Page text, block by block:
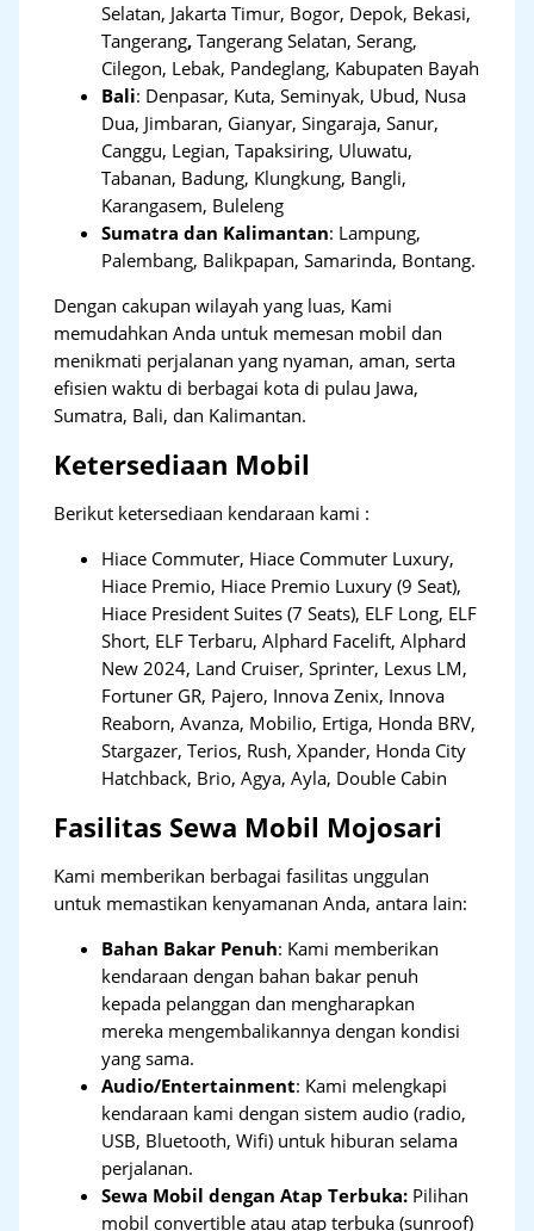
Selatan, Jakarta Timur, Bogor, Depok, Bekasi,
Tangerang,Tangerang Selatan, Serang,
Cilegon, Lebak, Pandeglang, Kabupaten Bayah
Bali: Denpasar, Kuta, Seminyak, Ubud, Nusa
Dua, Jimbaran, Gianyar, Singaraja, Sanur,
Canggu, Legian, Tapaksiring, Uluwatu,
Tabanan, Badung, Klungkung, Bangli,
Karangasem, Buleleng
Sumatra dan Kalimantan: Lampung,
Palembang, Balikpapan, Samarinda, Bontang.
Dengan cakupan wilayah yang luas, Kami
memudahkan Anda untuk memesan mobil dan
menikmati perjalanan yang nyaman, aman, serta
efisien waktu di berbagai kota di pulau Jawa,
Sumatra, Bali, dan Kalimantan.
Ketersediaan Mobil
Berikut ketersediaan kendaraan kami :
Hiace Commuter, Hiace Commuter Luxury,
Hiace Premio, Hiace Premio Luxury (9 Seat),
Hiace President Suites (7 Seats), ELF Long, ELF
Short, ELF Terbaru, Alphard Facelift, Alphard
New 2024, Land Cruiser, Sprinter, Lexus LM,
Fortuner GR, Pajero, Innova Zenix, Innova
Reaborn, Avanza, Mobilio, Ertiga, Honda BRV,
Stargazer, Terios, Rush, Xpander, Honda City
Hatchback, Brio, Agya, Ayla, Double Cabin
Fasilitas Sewa Mobil Mojosari
Kami memberikan berbagai fasilitas unggulan
untuk memastikan kenyamanan Anda, antara lain:
Bahan Bakar Penuh: Kami memberikan
kendaraan dengan bahan bakar penuh
kepada pelanggan dan mengharapkan
mereka mengembalikannya dengan kondisi
yang sama.
Audio/Entertainment: Kami melengkapi
kendaraan kami dengan sistem audio (radio,
USB, Bluetooth, Wifi) untuk hiburan selama
perjalanan.
Sewa Mobil dengan Atap Terbuka: Pilihan
mobil convertible atau atap terbuka (sunroof)